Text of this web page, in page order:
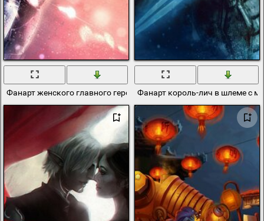
Фанарт женского главного героя из mass effect 3
Фанарт король-лич в шлеме с